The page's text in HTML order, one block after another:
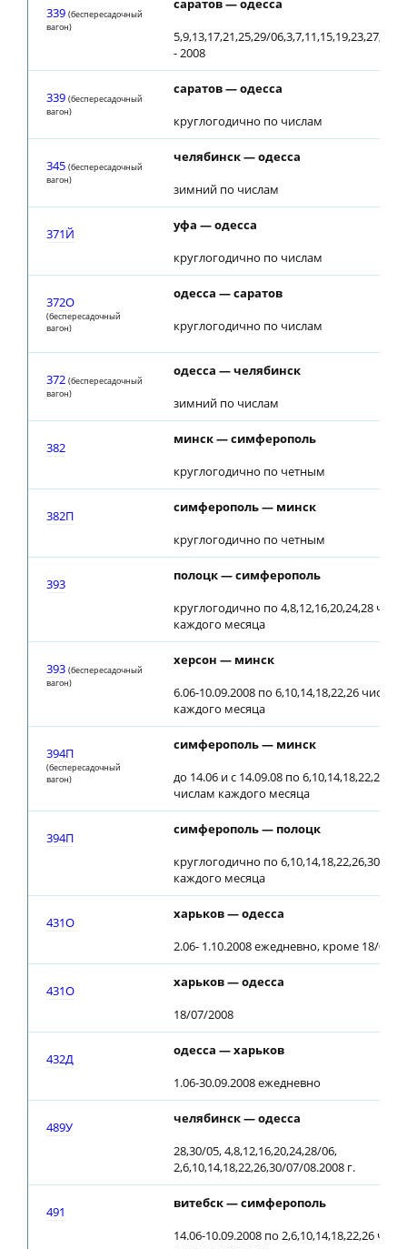
339 (беспересадочный
вагон)
саратов — одесса
5,9,13,17,21,25,29/06,3,7,11,15,19,23,27,31/
- 2008
339 (беспересадочный
вагон)
саратов — одесса
круглогодично по числам
345 (беспересадочный
вагон)
челябинск — одесса
зимний по числам
371Й
уфа — одесса
круглогодично по числам
372О
(беспересадочный
вагон)
одесса — саратов
круглогодично по числам
372 (беспересадочный
вагон)
одесса — челябинск
зимний по числам
382
минск — симферополь
круглогодично по четным
382П
симферополь — минск
круглогодично по четным
393
полоцк — симферополь
круглогодично по 4,8,12,16,20,24,28
каждого месяца
393 (беспересадочный
вагон)
херсон — минск
6.06-10.09.2008 по 6,10,14,18,22,26 числам
каждого месяца
394П
(беспересадочный
вагон)
симферополь — минск
до 14.06 и с 14.09.08 по 6,10,14,18,22,26,30
числам каждого месяца
394П
симферополь — полоцк
круглогодично по 6,10,14,18,22,26,30
каждого месяца
431О
харьков — одесса
2.06- 1.10.2008 ежедневно, кроме 18/07/
431О
харьков — одесса
18/07/2008
432Д
одесса — харьков
1.06-30.09.2008 ежедневно
489У
челябинск — одесса
28,30/05, 4,8,12,16,20,24,28/06,
2,6,10,14,18,22,26,30/07/08.2008 г.
491
витебск — симферополь
14.06-10.09.2008 по 2,6,10,14,18,22,26